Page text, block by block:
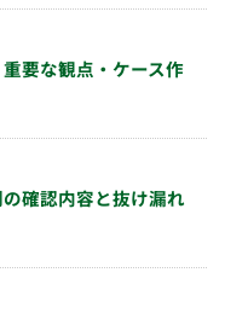
要な観点・ケース作
確認内容と抜け漏れ